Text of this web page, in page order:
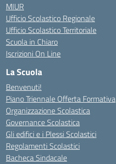
MIUR
Ufficio Scolastico Regionale
Ufficio Scolastico Territoriale
Scuola in Chiaro
Iscrizioni On Line
La Scuola
Benvenuti!
Piano Triennale Offerta Formativa
Organizzazione Scolastica
Governance Scolastica
Gli edifici e i Plessi Scolastici
Regolamenti Scolastici
Bacheca Sindacale